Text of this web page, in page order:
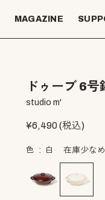
MAGAZINE
ドゥーブ 6号
studio m'
¥6,490(税込)
色 白 在庫少な